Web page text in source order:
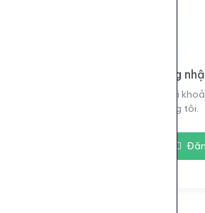
Vui lòng đăng
Đăng nhập để xem thông tin tài
vụ của chúng tôi.